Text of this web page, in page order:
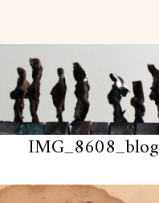
IMG_8608_blog